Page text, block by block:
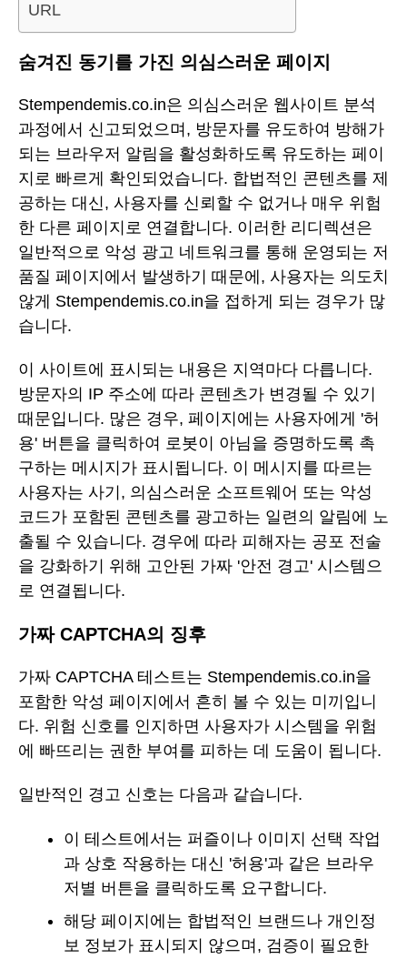
URL
숨겨진 동기를 가진 의심스러운 페이지
Stempendemis.co.in은 의심스러운 웹사이트 분석
과정에서 신고되었으며, 방문자를 유도하여 방해가
되는 브라우저 알림을 활성화하도록 유도하는 페이
지로 빠르게 확인되었습니다. 합법적인 콘텐츠를 제
공하는 대신, 사용자를 신뢰할 수 없거나 매우 위험
한 다른 페이지로 연결합니다. 이러한 리디렉션은
일반적으로 악성 광고 네트워크를 통해 운영되는 저
품질 페이지에서 발생하기 때문에, 사용자는 의도치
않게 Stempendemis.co.in을 접하게 되는 경우가 많
습니다.
이 사이트에 표시되는 내용은 지역마다 다릅니다.
방문자의 IP 주소에 따라 콘텐츠가 변경될 수 있기
때문입니다. 많은 경우, 페이지에는 사용자에게 '허
용' 버튼을 클릭하여 로봇이 아님을 증명하도록 촉
구하는 메시지가 표시됩니다. 이 메시지를 따르는
사용자는 사기, 의심스러운 소프트웨어 또는 악성
코드가 포함된 콘텐츠를 광고하는 일련의 알림에 노
출될 수 있습니다. 경우에 따라 피해자는 공포 전술
을 강화하기 위해 고안된 가짜 '안전 경고' 시스템으
로 연결됩니다.
가짜 CAPTCHA의 징후
가짜 CAPTCHA 테스트는 Stempendemis.co.in을
포함한 악성 페이지에서 흔히 볼 수 있는 미끼입니
다. 위험 신호를 인지하면 사용자가 시스템을 위험
에 빠뜨리는 권한 부여를 피하는 데 도움이 됩니다.
일반적인 경고 신호는 다음과 같습니다.
이 테스트에서는 퍼즐이나 이미지 선택 작업
과 상호 작용하는 대신 '허용'과 같은 브라우
저별 버튼을 클릭하도록 요구합니다.
해당 페이지에는 합법적인 브랜드나 개인정
보 정보가 표시되지 않으며, 검증이 필요한